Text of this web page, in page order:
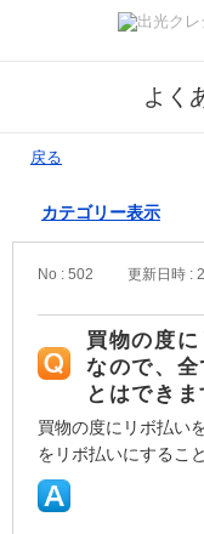
よく
戻る
カテゴリー表示
No : 502 更新日時 :
買物の度
なので、
とはできま
買物の度にリボ払い
をリボ払いにするこ